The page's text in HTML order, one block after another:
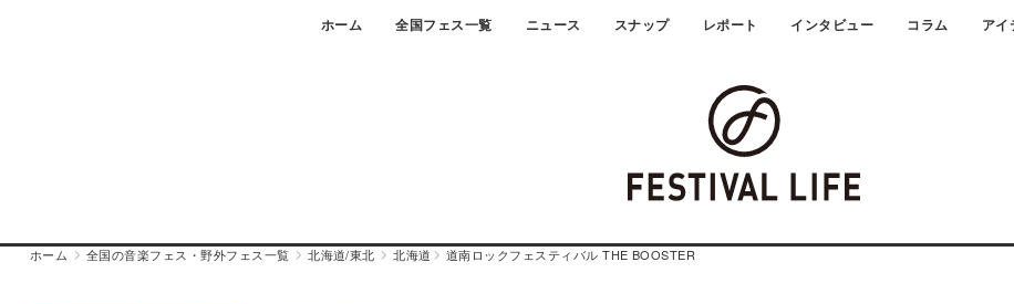
ホーム 全国フェス一覧 ニュース スナップ レポート インタビュー コラム アイ
ホーム 全国の音楽フェス・野外フェス一覧 北海道/東北 北海道 道南ロックフェスティバル THE BOOSTER